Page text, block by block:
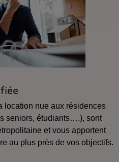
location nue aux résidences
seniors, étudiants….), sont
et vous apportent
au plus près de vos objectifs.